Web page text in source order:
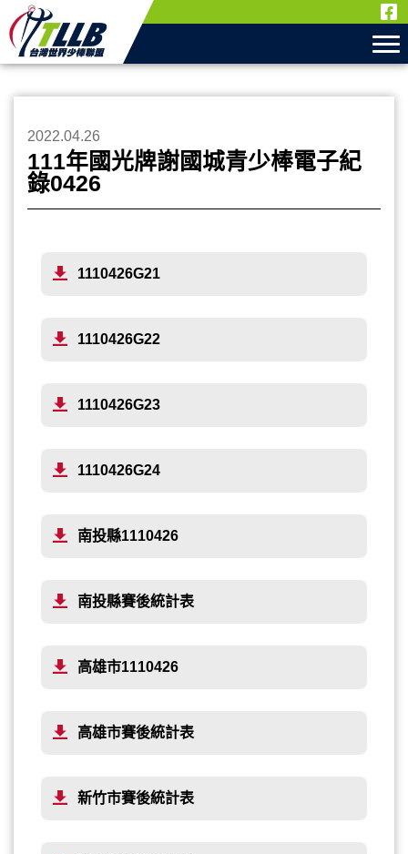
2022.04.26
111年國光牌謝國城青少棒電子紀
錄0426
1110426G21
1110426G22
1110426G23
1110426G24
南投縣1110426
南投縣賽後統計表
高雄市1110426
高雄市賽後統計表
新竹市賽後統計表